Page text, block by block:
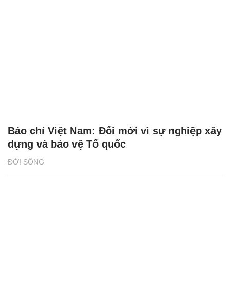
ĐỜI SỐNG
Báo chí Việt Nam: Đổi mới vì sự nghiệp xây
dựng và bảo vệ Tổ quốc